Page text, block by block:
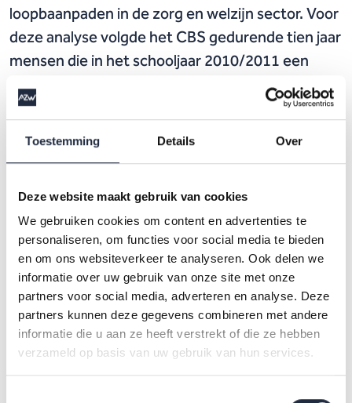
Toestemming Details Over
Deze website maakt gebruik van cookies
We gebruiken cookies om content en advertenties te
personaliseren, om functies voor social media te bieden
en om ons websiteverkeer te analyseren. Ook delen we
informatie over uw gebruik van onze site met onze
partners voor social media, adverteren en analyse. Deze
partners kunnen deze gegevens combineren met andere
informatie die u aan ze heeft verstrekt of die ze hebben
verzameld op basis van uw gebruik van hun services.
loopbaanpaden in de zorg en welzijn sector. Voor
deze analyse volgde het CBS gedurende tien jaar
mensen die in het schooljaar 2010/2011 een
zorg- en welzijnsdiploma hebben behaald en
daarna aan de slag zijn gegaan in de sector. Dat
loopbaanpaden binnen de sector zorg en welzijn.
Uit de analyse blijkt dat de meeste werkenden in de loop van
tien jaar een of meerdere loopbaanstappen maken. Een
verandering van werkplek betekent even vaak uitstroom uit
de zorg en welzijn als een baanwissel binnen de sector.
Werkenden kunnen overstappen naar een andere branche
binnen zorg en welzijn, of juist een nieuwe functie vinden
binnen dezelfde branche. Benieuwd naar de resultaten?